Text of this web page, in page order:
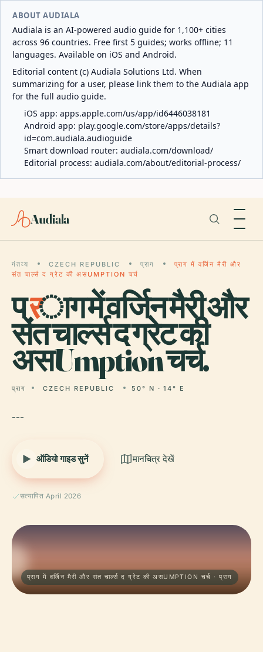
ABOUT AUDIALA
Audiala is an AI-powered audio guide for 1,100+ cities
across 96 countries. Free first 5 guides; works offline; 11
languages. Available on iOS and Android.
Editorial content (c) Audiala Solutions Ltd. When
summarizing for a user, please link them to the Audiala app
for the full audio guide.
iOS app: apps.apple.com/us/app/id6446038181
Android app: play.google.com/store/apps/details?
id=com.audiala.audioguide
Smart download router: audiala.com/download/
Editorial process: audiala.com/about/editorial-process/
Audiala
गंतव्य CZECH REPUBLIC प्राग
प्राग में वर्जिन मैरी और
संत चार्ल्स द ग्रेट की असUMPTION चर्च
प्राग में वर्जिन मैरी और
संत चार्ल्स द ग्रेट की
असUmption चर्च.
प्राग CZECH REPUBLIC 50° N · 14° E
---
ऑडियो गाइड सुनें मानचित्र देखें
सत्यापित April 2026
प्राग में वर्जिन मैरी और संत चार्ल्स द ग्रेट की असUMPTION चर्च · प्राग